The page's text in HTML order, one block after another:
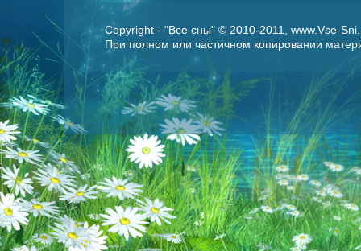
Copyright - "Все сны" © 2010-2011, www.Vse-
При полном или частичном копировании